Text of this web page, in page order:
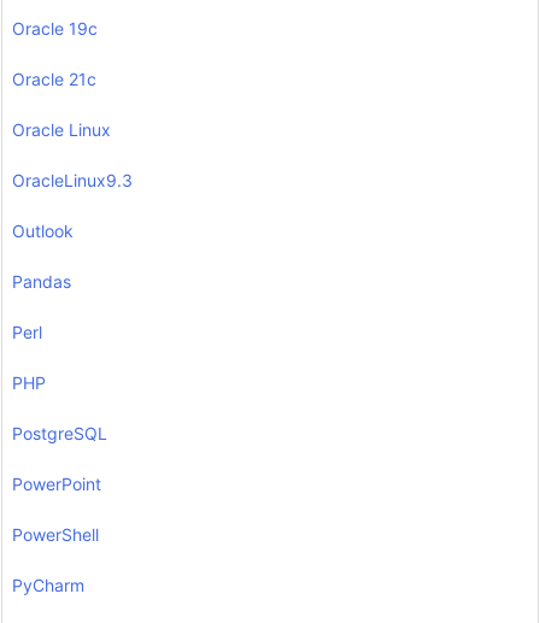
Oracle 19c
Oracle 21c
Oracle Linux
OracleLinux9.3
Outlook
Pandas
Perl
PHP
PostgreSQL
PowerPoint
PowerShell
PyCharm